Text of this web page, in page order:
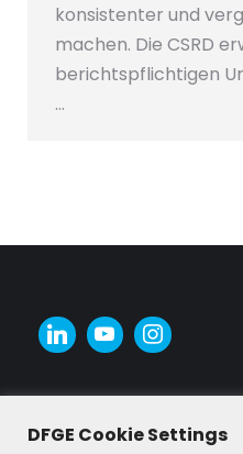
konsistenter und
machen. Die CSRD
berichtspflichtigen
…
DFGE Cookie Settings